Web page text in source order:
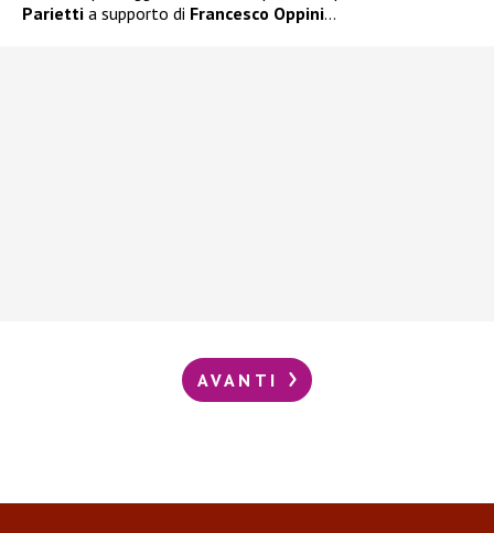
Parietti a supporto di Francesco Oppini…
AVANTI